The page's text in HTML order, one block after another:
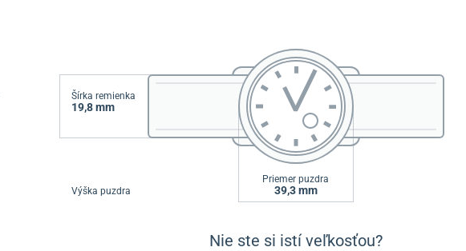
Šírka remienka
19,8 mm
Výška puzdra
Priemer puzdra
39,3 mm
Nie ste si istí veľkosťou?